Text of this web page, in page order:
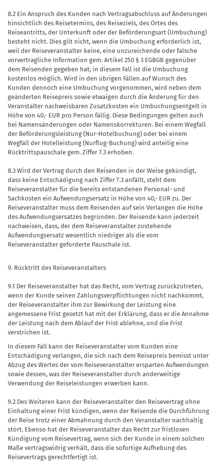
8.2 Ein Anspruch des Kunden nach Vertragsabschluss auf Änderungen
hinsichtlich des Reisetermins, des Reiseziels, des Ortes des
Reiseantritts, der Unterkunft oder der Beförderungsart (Umbuchung)
besteht nicht. Dies gilt nicht, wenn die Umbuchung erforderlich ist,
weil der Reiseveranstalter keine, eine unzureichende oder falsche
vorvertragliche Information gem. Artikel 250 § 3 EGBGB gegenüber
dem Reisenden gegeben hat; in diesem Fall ist die Umbuchung
kostenlos möglich. Wird in den übrigen Fällen auf Wunsch des
Kunden dennoch eine Umbuchung vorgenommen, wird neben dem
geänderten Reisepreis sowie etwaigen durch die Änderung für den
Veranstalter nachweisbaren Zusatzkosten ein Umbuchungsentgelt in
Höhe von 40,- EUR pro Person fällig. Diese Bedingungen gelten auch
bei Namensänderungen oder Namenskorrekturen. Bei einem Wegfall
der Beförderungsleistung (Nur-Hotelbuchung) oder bei einem
Wegfall der Hotelleistung (Nurflug-Buchung) wird anteilig eine
Rücktrittspauschale gem. Ziffer 7.3 erhoben.
8.3 Wird der Vertrag durch den Reisenden in der Weise gekündigt,
dass keine Entschädigung nach Ziffer 7.3 anfällt, steht dem
Reiseveranstalter für die bereits entstandenen Personal- und
Sachkosten ein Aufwendungsersatz in Höhe von 40,- EUR zu. Der
Reiseveranstalter muss dem Reisenden auf sein Verlangen die Höhe
des Aufwendungsersatzes begründen. Der Reisende kann jederzeit
nachweisen, dass, der dem Reiseveranstalter zustehende
Aufwendungsersatz wesentlich niedriger als die vom
Reiseveranstalter geforderte Pauschale ist.
9. Rücktritt des Reiseveranstalters
9.1 Der Reiseveranstalter hat das Recht, vom Vertrag zurückzutreten,
wenn der Kunde seinen Zahlungsverpflichtungen nicht nachkommt,
der Reiseveranstalter ihm zur Bewirkung der Leistung eine
angemessene Frist gesetzt hat mit der Erklärung, dass er die Annahme
der Leistung nach dem Ablauf der Frist ablehne, und die Frist
verstrichen ist.
In diesem Fall kann der Reiseveranstalter vom Kunden eine
Entschädigung verlangen, die sich nach dem Reisepreis bemisst unter
Abzug des Wertes der vom Reiseveranstalter ersparten Aufwendungen
sowie dessen, was der Reiseveranstalter durch anderweitige
Verwendung der Reiseleistungen erwerben kann.
9.2 Des Weiteren kann der Reiseveranstalter den Reisevertrag ohne
Einhaltung einer Frist kündigen, wenn der Reisende die Durchführung
der Reise trotz einer Abmahnung durch den Veranstalter nachhaltig
stört. Ebenso hat der Reiseveranstalter das Recht zur fristlosen
Kündigung vom Reisevertrag, wenn sich der Kunde in einem solchen
Maße vertragswidrig verhält, dass die sofortige Aufhebung des
Reisevertrags gerechtfertigt ist.